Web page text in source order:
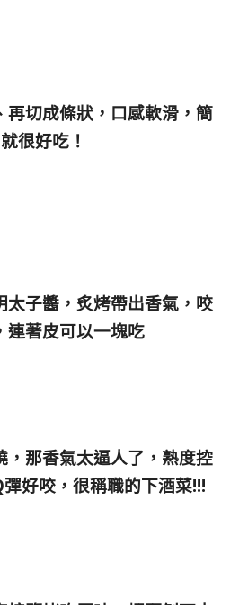
再切成條狀 ，口感軟滑 ，簡
很好吃！
太子醬，炙烤帶出香氣，咬
連著皮可以一塊吃
，那香氣太逼人了，熟度控
好咬，很稱職的下酒菜!!!